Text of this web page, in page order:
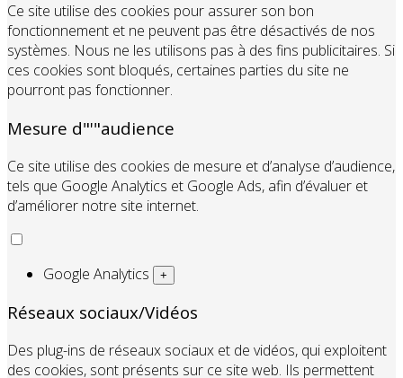
Ce site utilise des cookies pour assurer son bon
fonctionnement et ne peuvent pas être désactivés de nos
systèmes. Nous ne les utilisons pas à des fins publicitaires. Si
ces cookies sont bloqués, certaines parties du site ne
pourront pas fonctionner.
Mesure d"'"audience
Ce site utilise des cookies de mesure et d’analyse d’audience,
tels que Google Analytics et Google Ads, afin d’évaluer et
d’améliorer notre site internet.
Google Analytics +
Réseaux sociaux/Vidéos
Des plug-ins de réseaux sociaux et de vidéos, qui exploitent
des cookies, sont présents sur ce site web. Ils permettent